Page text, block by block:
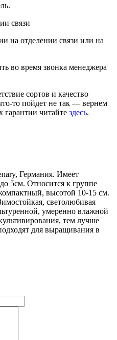
связи
на отделении связи или на
во время звонка менеджера
сортов и качество
то пойдет не так — вернем
гарантии читайте здесь.
Германия. Имеет
5см. Относится к группе
высотой 10-15 см.
светолюбивая
умеренно влажной
тем лучше
для выращивания в